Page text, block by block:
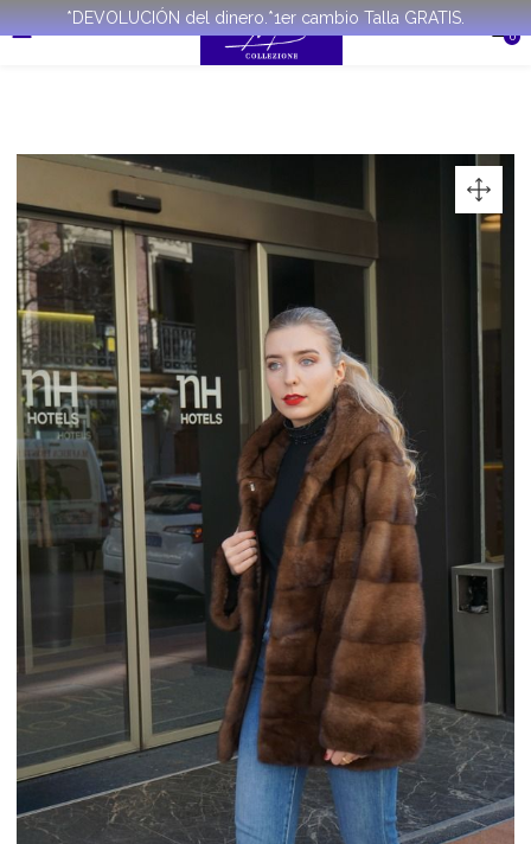
*DEVOLUCIÓN del dinero.*1er cambio Talla GRATIS.
0